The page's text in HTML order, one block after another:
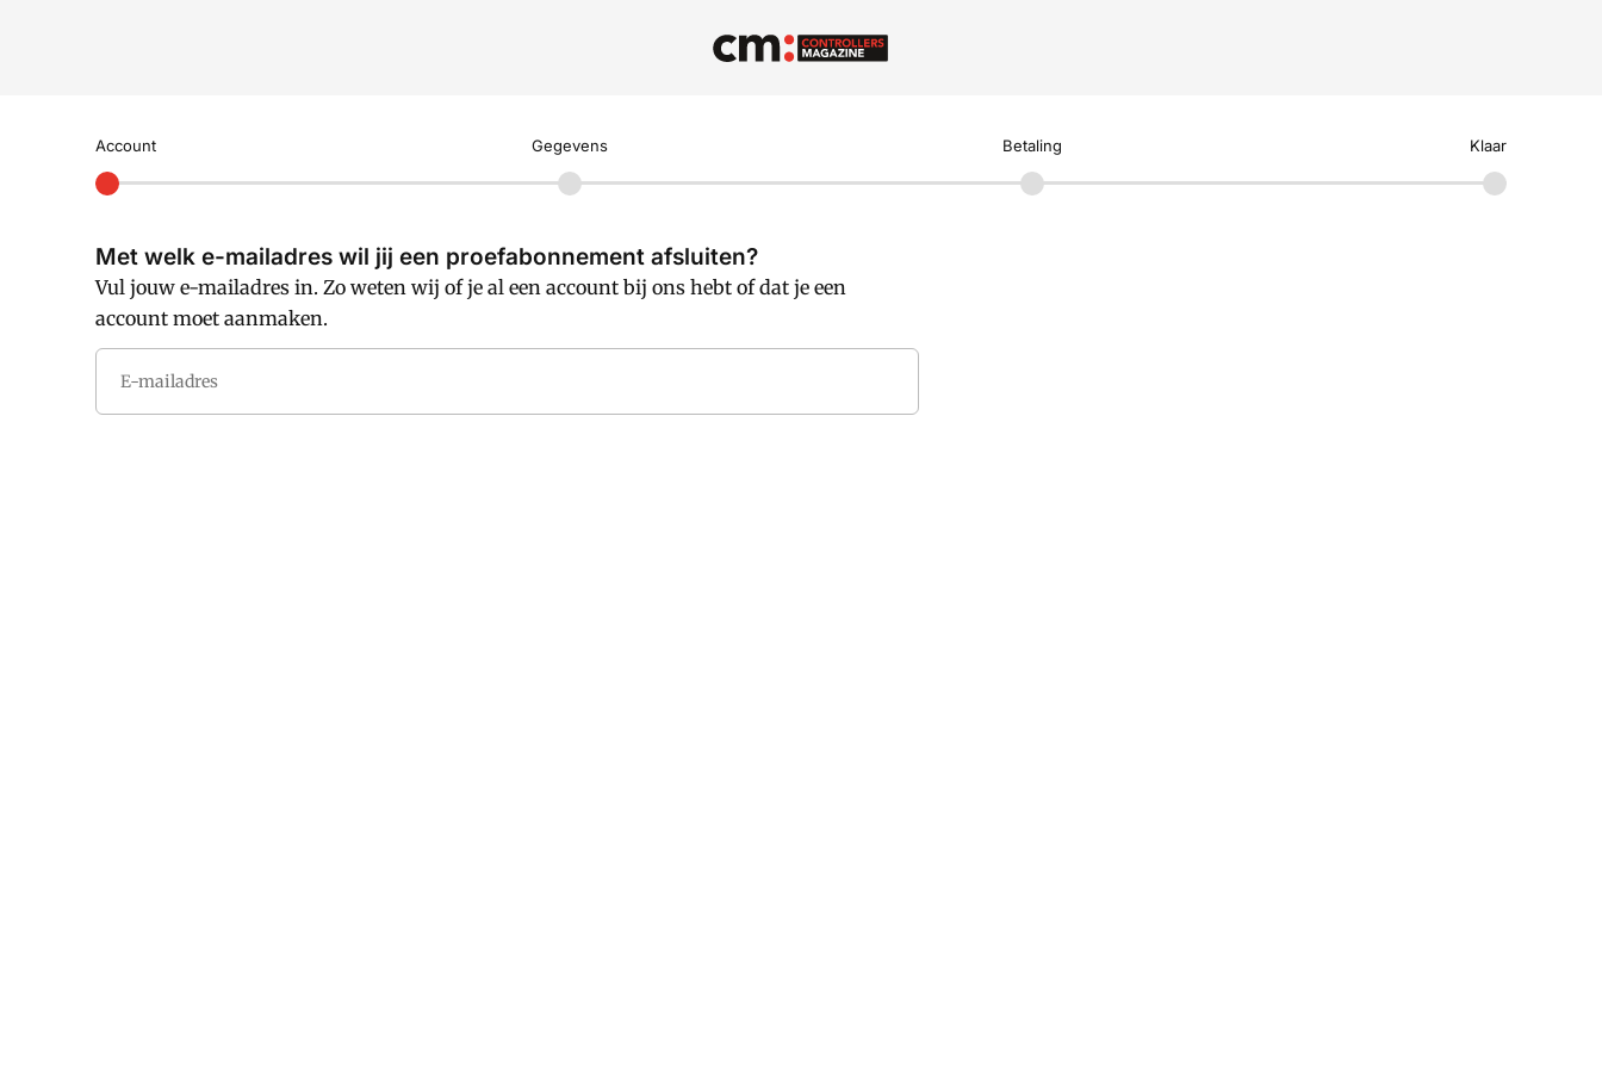
Account Gegevens Betaling Klaar
Met welk e-mailadres wil jij een proefabonnement afsluiten?
Vul jouw e-mailadres in. Zo weten wij of je al een account bij ons hebt of dat je een
account moet aanmaken.
E-mailadres